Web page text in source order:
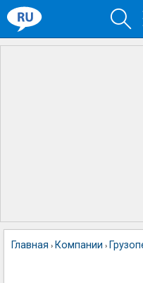
Главная › Компании ›